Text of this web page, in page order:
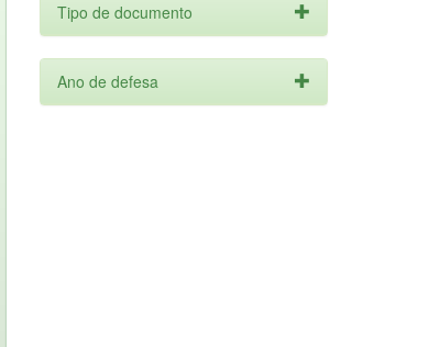
Tipo de documento
Ano de defesa